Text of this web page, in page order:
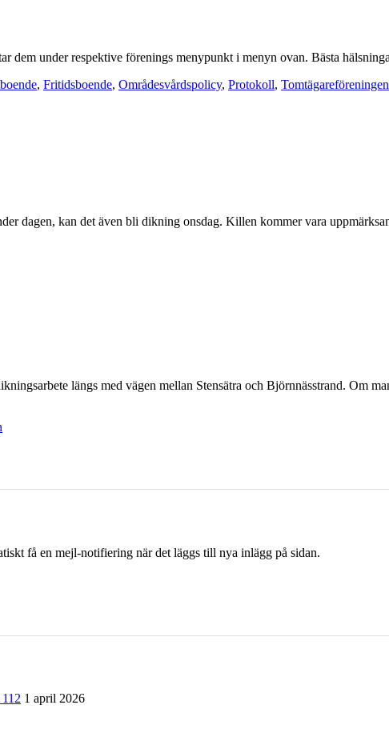
under respektive förenings menypunkt i menyn ovan. Bästa
, Fritidsboende, Områdesvårdspolicy, Protokoll, Tomtägareföreningen
dagen, kan det även bli dikning onsdag. Killen kommer vara
längs med vägen mellan Stensätra och Björnnässtrand. Om
få en mejl-notifiering när det läggs till nya inlägg på sidan.
1 april 2026